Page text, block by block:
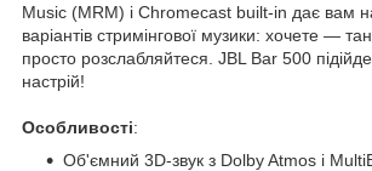
Music (MRM) і Chromecast built-in дає вам
варіантів стримінгової музики: хочете —
просто розслабляйтеся. JBL Bar 500
настрій!
Особливості:
Об'ємний 3D-звук з Dolby Atmos і